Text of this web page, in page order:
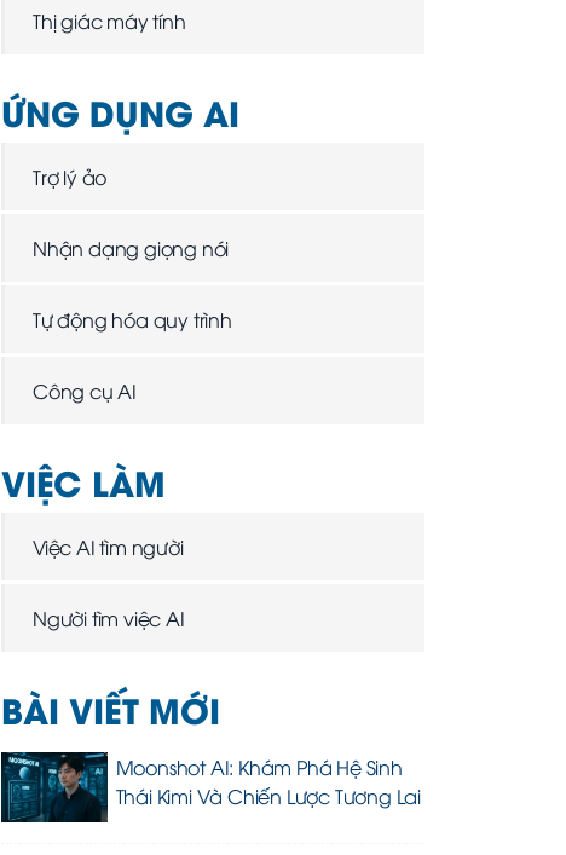
Thị giác máy tính
ỨNG DỤNG AI
Trợ lý ảo
Nhận dạng giọng nói
Tự động hóa quy trình
Công cụ AI
VIỆC LÀM
Việc AI tìm người
Người tìm việc AI
BÀI VIẾT MỚI
Moonshot AI: Khám Phá Hệ Sinh
Thái Kimi Và Chiến Lược Tương Lai